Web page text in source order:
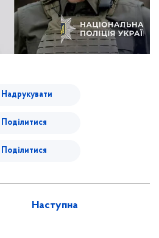
Надрукувати
Поділитися
Поділитися
Наступна